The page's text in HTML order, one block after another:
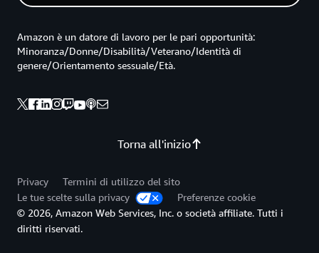
Torna all'inizio
Amazon è un datore di lavoro per le pari opportunità:
Minoranza/Donne/Disabilità/Veterano/Identità di
genere/Orientamento sessuale/Età.
Privacy
Termini di utilizzo del sito
Le tue scelte sulla privacy
Preferenze cookie
© 2026, Amazon Web Services, Inc. o società affiliate. Tutti i
diritti riservati.